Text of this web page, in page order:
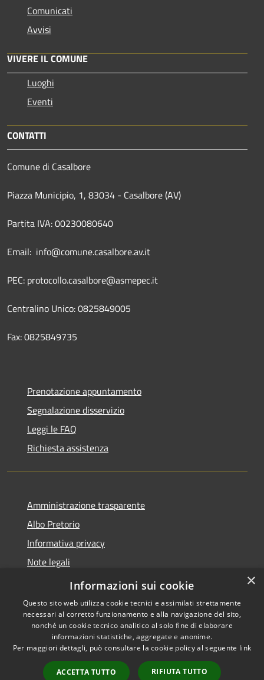
Comunicati
Avvisi
VIVERE IL COMUNE
Luoghi
Eventi
CONTATTI
Comune di Casalbore
Piazza Municipio, 1, 83034 - Casalbore (AV)
Partita IVA: 00230080640
Email: info@comune.casalbore.av.it
PEC: protocollo.casalbore@asmepec.it
Centralino Unico: 0825849005
Fax: 0825849735
Prenotazione appuntamento
Segnalazione disservizio
Leggi le FAQ
Richiesta assistenza
Amministrazione trasparente
Albo Pretorio
Informativa privacy
Note legali
Dichiarazione di accessibilità
Accessibilità
Copyright © 2026 • Comune di
Casalbore • Powered by
Municipium•
Accesso
×
Informazioni sui cookie
Questo sito web utilizza cookie tecnici e assimilati strettamente
necessari al corretto funzionamento e alla navigazione del sito,
nonché un cookie tecnico analitico al solo fine di elaborare
informazioni statistiche, aggregate e anonime.
Per maggiori dettagli, può consultare la cookie policy al seguente link
ACCETTA TUTTO RIFIUTA TUTTO